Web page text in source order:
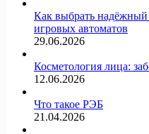
Как выбрать надёжный
игровых автоматов
29.06.2026
Косметология лица:
12.06.2026
Что такое РЭБ
21.04.2026